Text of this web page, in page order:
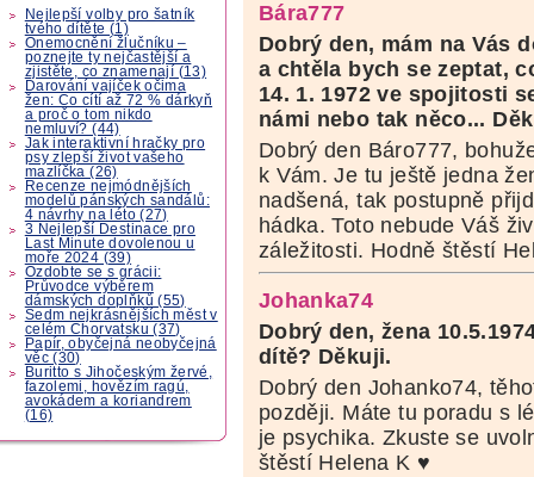
Nejlepší volby pro šatník
tvého dítěte (1)
Onemocnění žlučníku –
poznejte ty nejčastější a
zjistěte, co znamenají (13)
Darování vajíček očima
žen: Co cítí až 72 % dárkyň
a proč o tom nikdo
nemluví? (44)
Jak interaktivní hračky pro
psy zlepší život vašeho
mazlíčka (26)
Recenze nejmódnějších
modelů pánských sandálů:
4 návrhy na léto (27)
3 Nejlepší Destinace pro
Last Minute dovolenou u
moře 2024 (39)
Ozdobte se s grácii:
Průvodce výběrem
dámských doplňků (55)
Sedm nejkrásnějších měst v
celém Chorvatsku (37)
Papír, obyčejná neobyčejná
věc (30)
Buritto s Jihočeským žervé,
fazolemi, hovězím ragú,
avokádem a koriandrem
(16)
Bára777
Dobrý den, mám na Vás
a chtěla bych se zeptat,
14. 1. 1972 ve spojitosti
námi nebo tak něco...
Dobrý den Báro777,
k Vám. Je tu ještě jedna
nadšená, tak postupně
hádka. Toto nebude Váš
záležitosti. Hodně štěstí
Johanka74
Dobrý den,žena
dítě? Děkuji.
Dobrý den Johanko74,
později. Máte tu poradu s
je psychika. Zkuste se
štěstí Helena K ♥